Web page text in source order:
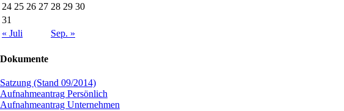
24 25 26 27 28 29 30
31
« Juli
Sep. »
Dokumente
Satzung (Stand 09/2014)
Aufnahmeantrag Persönlich
Aufnahmeantrag Unternehmen